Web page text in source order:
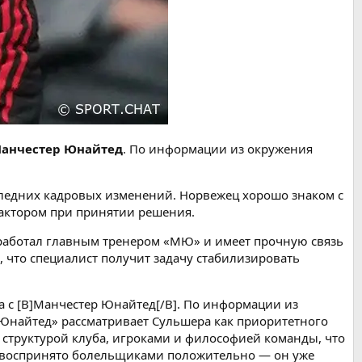
Юнайтед. По информации из окружения
кадровых изменений. Норвежец хорошо знаком с
при принятии решения.
главным тренером «МЮ» и имеет прочную связь
специалист получит задачу стабилизировать
с [B]Манчестер Юнайтед[/B]. По информации из
рассматривает Сульшера как приоритетного
клуба, игроками и философией команды, что
болельщиками положительно — он уже